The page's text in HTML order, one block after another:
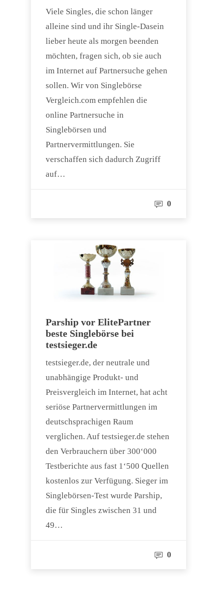
Viele Singles, die schon länger
alleine sind und ihr Single-Dasein
lieber heute als morgen beenden
möchten, fragen sich, ob sie auch
im Internet auf Partnersuche gehen
sollen. Wir von Singlebörse
Vergleich.com empfehlen die
online Partnersuche in
Singlebörsen und
Partnervermittlungen. Sie
verschaffen sich dadurch Zugriff
auf…
0
Parship vor ElitePartner
beste Singlebörse bei
testsieger.de
testsieger.de, der neutrale und
unabhängige Produkt- und
Preisvergleich im Internet, hat acht
seriöse Partnervermittlungen im
deutschsprachigen Raum
verglichen. Auf testsieger.de stehen
den Verbrauchern über 300‘000
Testberichte aus fast 1‘500 Quellen
kostenlos zur Verfügung. Sieger im
Singlebörsen-Test wurde Parship,
die für Singles zwischen 31 und
49…
0